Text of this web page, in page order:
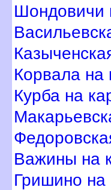
Шондовичи
Корвала на
Курба на
ажины на
Гришино на